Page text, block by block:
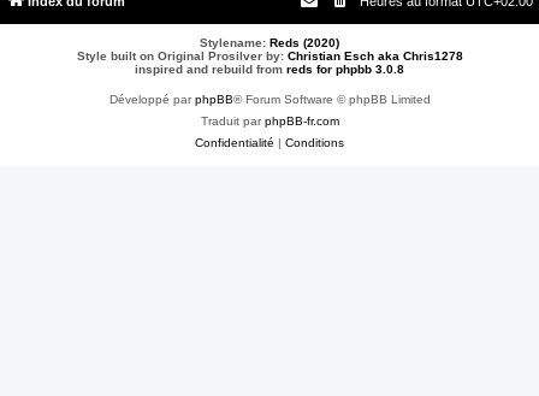
Stylename: Reds (2020)
Style built on Original Prosilver by: Christian Esch aka Chris1278
inspired and rebuild from reds for phpbb 3.0.8
Développé parphpBB® Forum Software © phpBB Limited
Traduit parphpBB-fr.com
Confidentialité | Conditions